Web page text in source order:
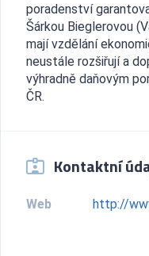
poradenství
Šárkou Bieglerovou
mají vzdělání
neustále rozšiřují a
výhradně daňovým
ČR.
Kontaktní
Web http://